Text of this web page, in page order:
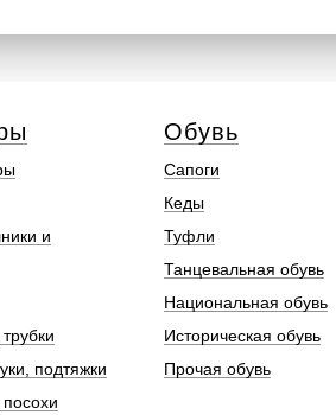
и
подтяжки
Обувь
Сапоги
Кеды
Туфли
Танцевальная обувь
Национальная обувь
Историческая обувь
Прочая обувь